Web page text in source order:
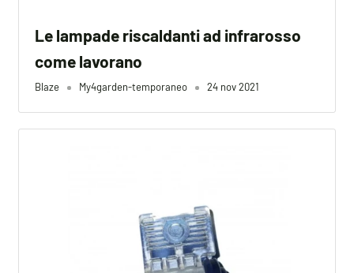
Le lampade riscaldanti ad infrarosso
come lavorano
Blaze My4garden-temporaneo 24 nov 2021